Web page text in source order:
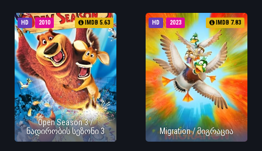
HD 2010 IMDB 5.63
Open Season 3 /
ნადირობის სეზონი 3
HD 2023 IMDB 7.83
Migration / მიგრაცია